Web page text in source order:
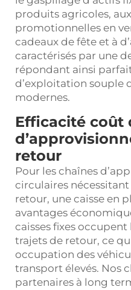
produits agricoles,
promotionnelles en
cadeaux de fête et à
caractérisés par une
répondant ainsi
d’exploitation souple
modernes.
Efficacité coût
retour
Pour les chaînes
circulaires
retour, une caisse en
avantages
caisses fixes
trajets de retour, ce
occupation des
transport élevés. Nos
partenaires à long